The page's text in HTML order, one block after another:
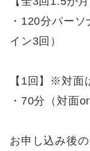
・120分パー
イン3回）
【1回】※対面
・70分（対面
お申し込み後